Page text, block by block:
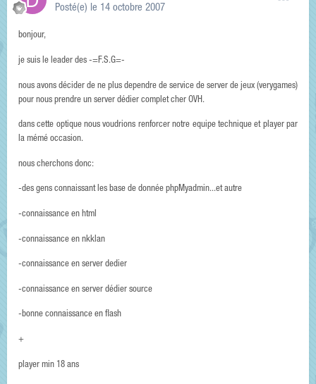
Posté(e) le 14 octobre 2007
bonjour,
je suis le leader des -=F.S.G=-
nous avons décider de ne plus dependre de service de server de jeux (verygames)
pour nous prendre un server dédier complet cher OVH.
dans cette optique nous voudrions renforcer notre equipe technique et player par
la mémé occasion.
nous cherchons donc:
-des gens connaissant les base de donnée phpMyadmin...et autre
-connaissance en html
-connaissance en nkklan
-connaissance en server dedier
-connaissance en server dédier source
-bonne connaissance en flash
+
player min 18 ans